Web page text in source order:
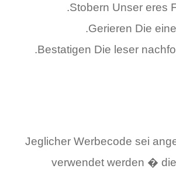
Stobern Unser eres
Gerieren Die
Bestatigen Die leser
Jeglicher Werbecode sei
verwendet werden �